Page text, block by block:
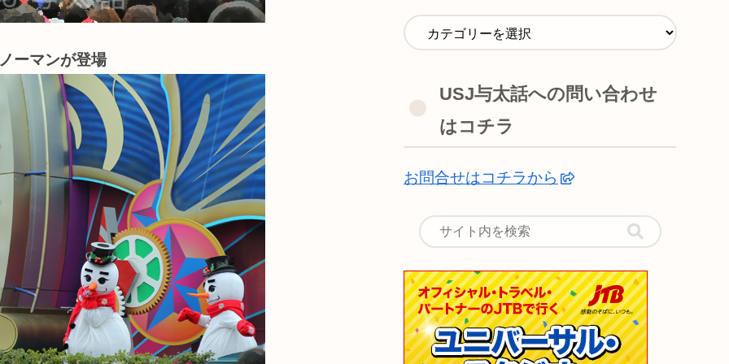
ーマンが登場
USJ与太話への問い合わせ
はコチラ
お問合せはコチラから